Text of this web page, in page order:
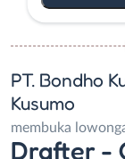
PT. Bondho
Kusumo
membuka
Drafter -